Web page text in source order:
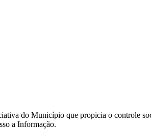
do Município que propicia o controle
a Informação.